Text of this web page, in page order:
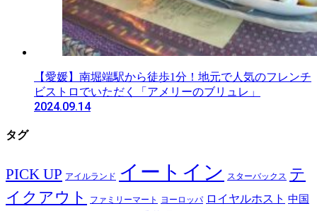
【愛媛】南堀端駅から徒歩1分！地元で人気のフレンチ
ビストロでいただく「アメリーのブリュレ」
2024.09.14
タグ
PICK UP アイルランド イートイン スターバックス テ
イクアウト
ファミリーマート ヨーロッパ ロイヤルホスト 中国